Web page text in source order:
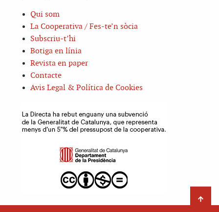
Qui som
La Cooperativa / Fes-te’n sòcia
Subscriu-t’hi
Botiga en línia
Revista en paper
Contacte
Avis Legal & Política de Cookies